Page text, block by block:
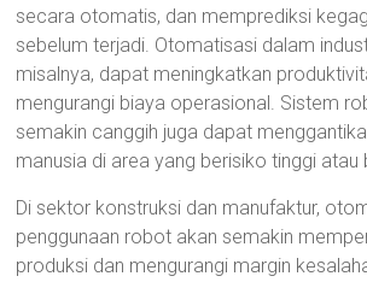
secara otomatis, dan memprediksi
sebelum terjadi. Otomatisasi dalam
misalnya, dapat meningkatkan
mengurangi biaya operasional. Sistem
semakin canggih juga dapat
manusia di area yang berisiko tinggi atau
Di sektor konstruksi dan manufaktur,
penggunaan robot akan semakin
produksi dan mengurangi margin